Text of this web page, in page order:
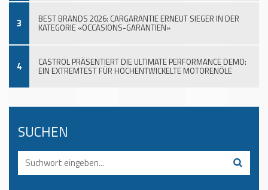
3 BEST BRANDS 2026: CARGARANTIE ERNEUT SIEGER IN DER
KATEGORIE «OCCASIONS-GARANTIEN»
4 CASTROL PRÄSENTIERT DIE ULTIMATE PERFORMANCE DEMO:
EIN EXTREMTEST FÜR HOCHENTWICKELTE MOTORENÖLE
SUCHEN